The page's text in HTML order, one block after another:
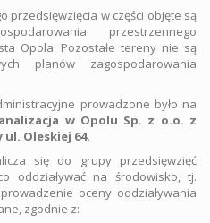
przedsięwzięcia w części objęte są
przestrzennego
Opola. Pozostałe tereny nie są
planów zagospodarowania
prowadzone było na
w Opolu Sp. z o.o. z
ul. Oleskiej 64.
się do grupy przedsięwzięć
oddziaływać na środowisko, tj.
oceny oddziaływania
zgodnie z: